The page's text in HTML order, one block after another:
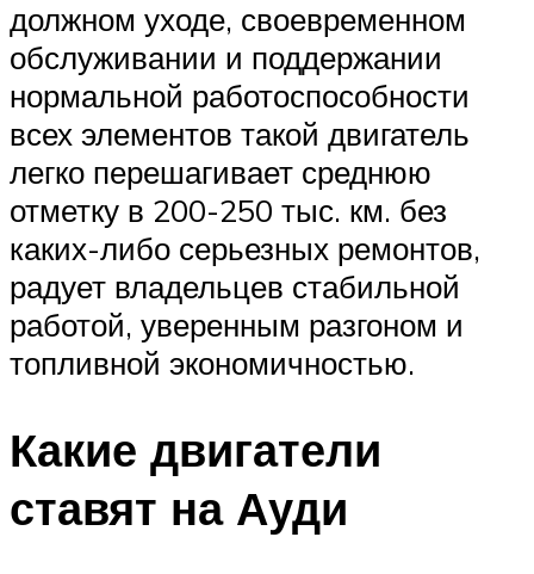
должном уходе, своевременном
обслуживании и поддержании
нормальной работоспособности
всех элементов такой двигатель
легко перешагивает среднюю
отметку в 200-250 тыс. км. без
каких-либо серьезных ремонтов,
радует владельцев стабильной
работой, уверенным разгоном и
топливной экономичностью.
Какие двигатели
ставят на Ауди